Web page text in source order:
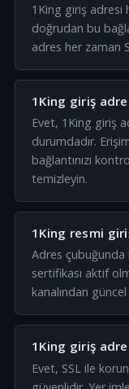
1King giriş
doğrudan bu
adres her zaman
1King giriş
Evet, 1King giriş
durumdadır.
bağlantınızı
temizleyin.
1King resmi
Adres
sertifikası aktif
kanalından
1King giriş
Evet, SSL ile